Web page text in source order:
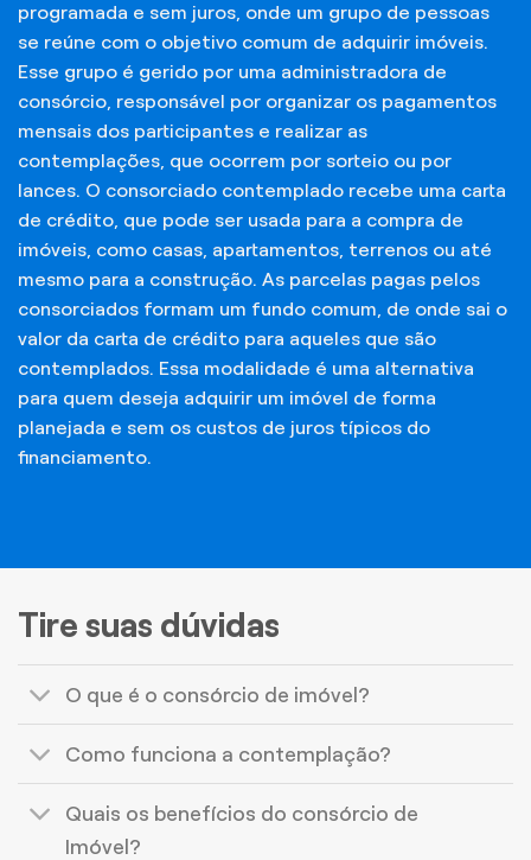
programada e sem juros, onde um grupo de pessoas
se reúne com o objetivo comum de adquirir imóveis.
Esse grupo é gerido por uma administradora de
consórcio, responsável por organizar os pagamentos
mensais dos participantes e realizar as
contemplações, que ocorrem por sorteio ou por
lances. O consorciado contemplado recebe uma carta
de crédito, que pode ser usada para a compra de
imóveis, como casas, apartamentos, terrenos ou até
mesmo para a construção. As parcelas pagas pelos
consorciados formam um fundo comum, de onde sai o
valor da carta de crédito para aqueles que são
contemplados. Essa modalidade é uma alternativa
para quem deseja adquirir um imóvel de forma
planejada e sem os custos de juros típicos do
financiamento.
Tire suas dúvidas
O que é o consórcio de imóvel?
Como funciona a contemplação?
Quais os benefícios do consórcio de
Imóvel?